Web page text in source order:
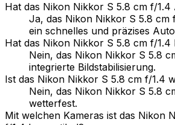
Hat das Nikon Nikkor S 5.8 cm f/1.4
Ja, das Nikon Nikkor S 5.8 cm
ein schnelles und präzises
Hat das Nikon Nikkor S 5.8 cm f/1.4
Nein, das Nikon Nikkor S 5.8
integrierte Bildstabilisierung.
Ist das Nikon Nikkor S 5.8 cm f/1.4
Nein, das Nikon Nikkor S 5.8
wetterfest.
Mit welchen Kameras ist das Nikon